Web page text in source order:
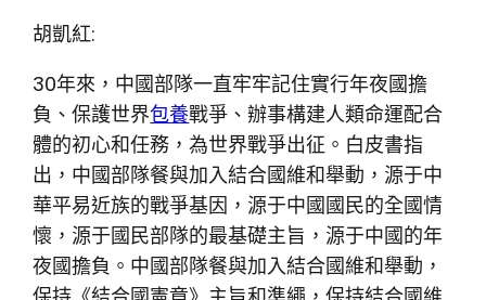
胡凱紅:
30年來，中國部隊一直牢牢記住實行年夜國擔
負、保護世界包養戰爭、辦事構建人類命運配合
體的初心和任務，為世界戰爭出征。白皮書指
出，中國部隊餐與加入結合國維和舉動，源于中
華平易近族的戰爭基因，源于中國國民的全國情
懷，源于國民部隊的最基礎主旨，源于中國的年
夜國擔負。中國部隊餐與加入結合國維和舉動，